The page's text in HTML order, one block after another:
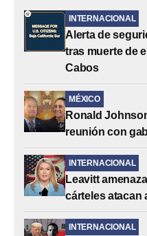
INTERNACIONAL
Alerta de
tras muerte de
Cabos
MÉXICO
Ronald
reunión con
INTERNACIONAL
Leavitt
cárteles atacan
INTERNACIONAL